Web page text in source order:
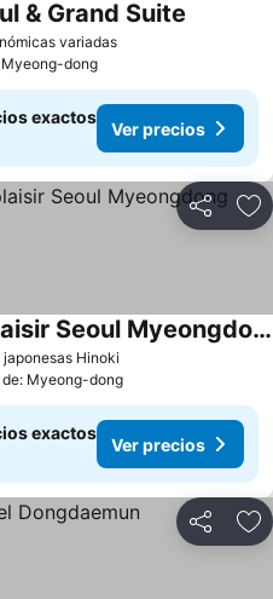
variadas
& Grand Suite
Myeong-dong
exactos
Ver precios
Compartir
Hinoki
Sotetsu Hotels The Splaisir Seoul Myeongdong
Myeong-dong
exactos
Ver precios
Compartir